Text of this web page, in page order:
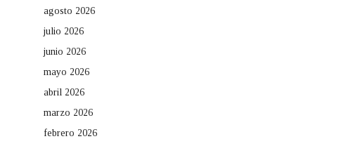
agosto 2026
julio 2026
junio 2026
mayo 2026
abril 2026
marzo 2026
febrero 2026